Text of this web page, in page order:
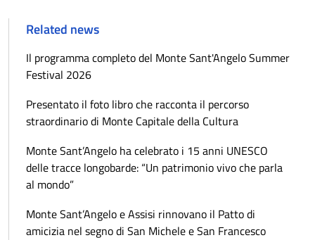
Related news
Il programma completo del Monte Sant'Angelo Summer
Festival 2026
Presentato il foto libro che racconta il percorso
straordinario di Monte Capitale della Cultura
Monte Sant’Angelo ha celebrato i 15 anni UNESCO
delle tracce longobarde: “Un patrimonio vivo che parla
al mondo”
Monte Sant’Angelo e Assisi rinnovano il Patto di
amicizia nel segno di San Michele e San Francesco